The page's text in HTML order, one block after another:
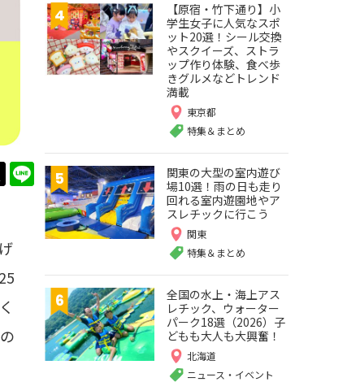
twitterLINE
【原宿・竹下通り】小
学生女子に人気なスポ
ット20選！シール交換
やスクイーズ、ストラ
ップ作り体験、食べ歩
きグルメなどトレンド
満載
東京都
特集＆まとめ
関東の大型の室内遊び
場10選！雨の日も走り
回れる室内遊園地やア
スレチックに行こう
関東
特集＆まとめ
全国の水上・海上アス
レチック、ウォーター
パーク18選（2026）子
どもも大人も大興奮！
北海道
ニュース・イベント